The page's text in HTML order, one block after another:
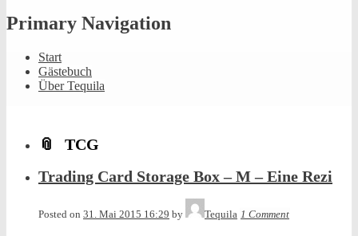
Primary Navigation
Start
Gästebuch
Über Tequila
TCG
Trading Card Storage Box – M – Eine Rezi
Posted on 31. Mai 2015 16:29 by Tequila 1 Comment